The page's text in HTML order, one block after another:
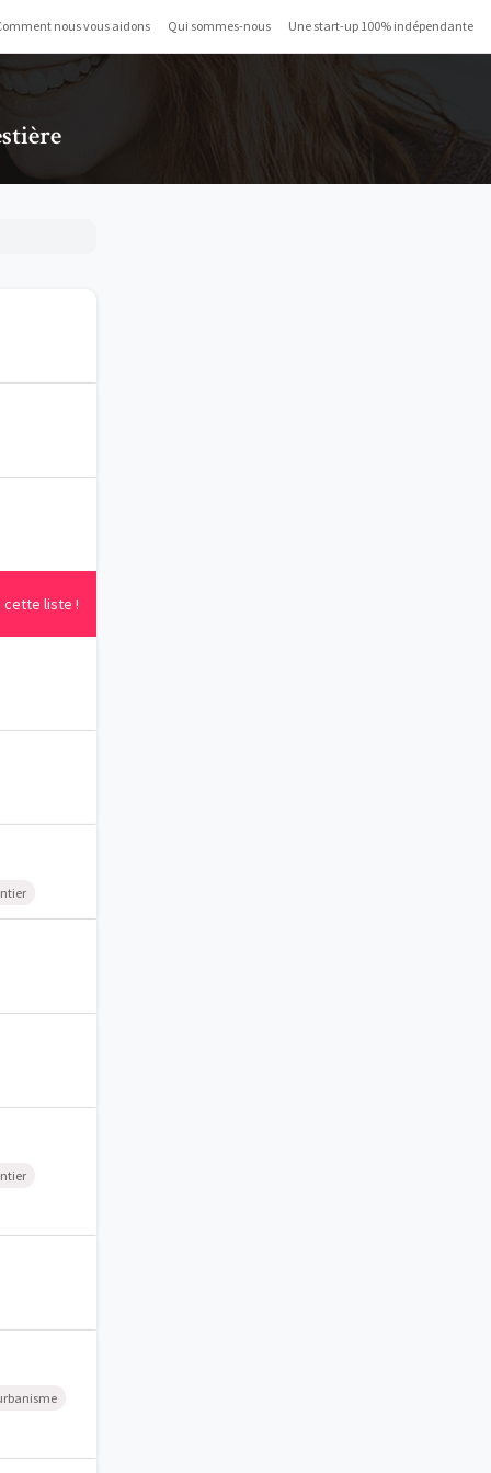
nous vous aidons Qui sommes-nous Une start-up 100% indépendante
cette liste !